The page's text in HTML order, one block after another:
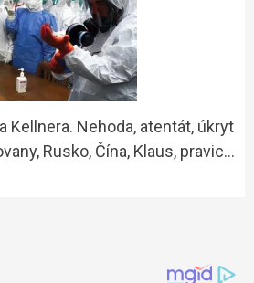
Kellnera. Nehoda, atentát, úkryt
Rusko, Čína, Klaus, pravic…